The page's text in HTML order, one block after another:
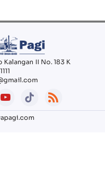
Kalangan II No. 183 K